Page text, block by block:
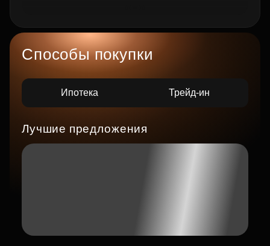
Способы покупки
Ипотека Трейд-ин
Лучшие предложения